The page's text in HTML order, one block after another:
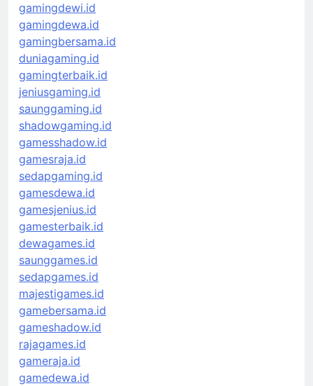
gamingdewi.id
gamingdewa.id
gamingbersama.id
duniagaming.id
gamingterbaik.id
jeniusgaming.id
saunggaming.id
shadowgaming.id
gamesshadow.id
gamesraja.id
sedapgaming.id
gamesdewa.id
gamesjenius.id
gamesterbaik.id
dewagames.id
saunggames.id
sedapgames.id
majestigames.id
gamebersama.id
gameshadow.id
rajagames.id
gameraja.id
gamedewa.id